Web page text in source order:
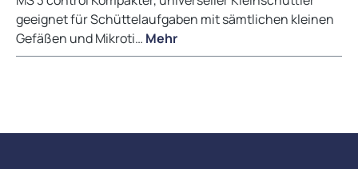
geeignet für Schüttelaufgaben mit sämtlichen kleinen
Gefäßen und Mikroti… Mehr